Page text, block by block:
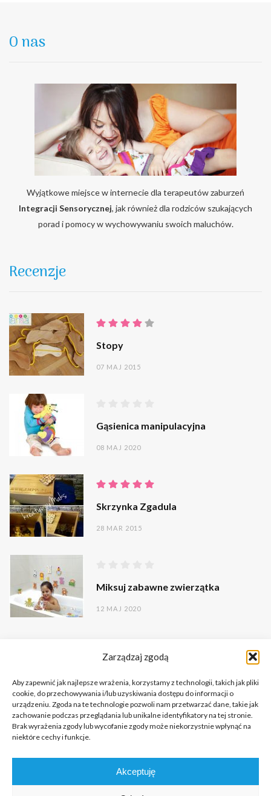
Zarządzaj zgodą
Aby zapewnić jak najlepsze wrażenia, korzystamy z technologii, takich jak pliki
cookie, do przechowywania i/lub uzyskiwania dostępu do informacji o
urządzeniu. Zgoda na te technologie pozwoli nam przetwarzać dane, takie jak
zachowanie podczas przeglądania lub unikalne identyfikatory na tej stronie.
Brak wyrażenia zgody lub wycofanie zgody może niekorzystnie wpłynąć na
niektóre cechy i funkcje.
Akceptuję
O nas
Wyjątkowe miejsce w internecie dla terapeutów zaburzeń
Integracji Sensorycznej, jak również dla rodziców szukających
porad i pomocy w wychowywaniu swoich maluchów.
Recenzje
Stopy
07 MAJ 2015
Gąsienica manipulacyjna
08 MAJ 2020
Skrzynka Zgadula
28 MAR 2015
Miksuj zabawne zwierzątka
12 MAJ 2020
Copyright © 2026 Portal o Integracji Sensorycznej dla terapeutów